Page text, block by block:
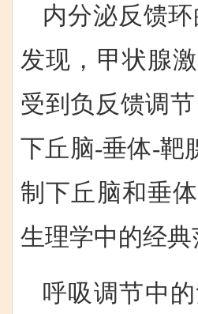
内分泌反馈
发现，甲状腺
受到负反馈调
下丘脑-垂体-靶
制下丘脑和垂
生理学中的经典
呼吸调节中